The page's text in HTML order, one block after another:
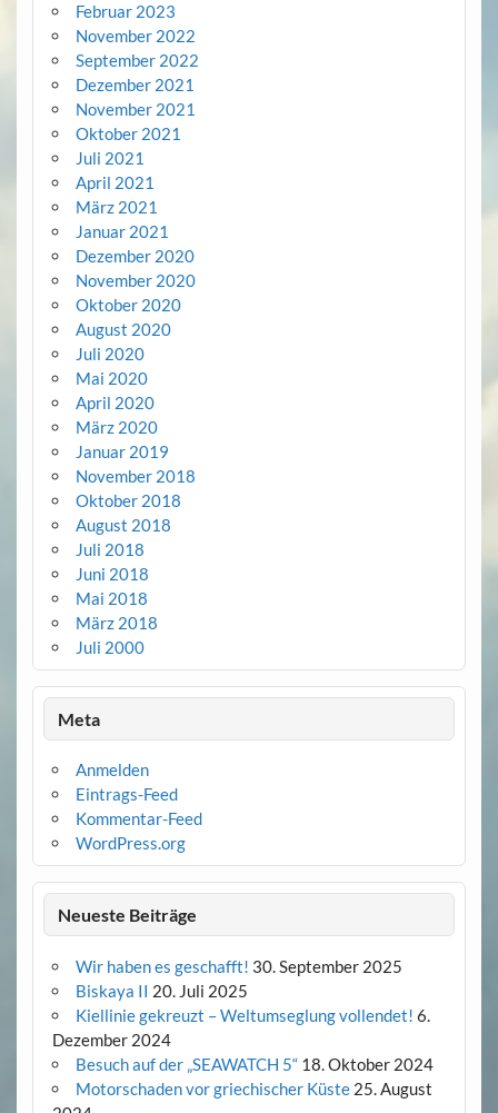
Februar 2023
November 2022
September 2022
Dezember 2021
November 2021
Oktober 2021
Juli 2021
April 2021
März 2021
Januar 2021
Dezember 2020
November 2020
Oktober 2020
August 2020
Juli 2020
Mai 2020
April 2020
März 2020
Januar 2019
November 2018
Oktober 2018
August 2018
Juli 2018
Juni 2018
Mai 2018
März 2018
Juli 2000
Meta
Anmelden
Eintrags-Feed
Kommentar-Feed
WordPress.org
Neueste Beiträge
Wir haben es geschafft! 30. September 2025
Biskaya II 20. Juli 2025
Kiellinie gekreuzt – Weltumseglung vollendet! 6.
Dezember 2024
Besuch auf der „SEAWATCH 5“ 18. Oktober 2024
Motorschaden vor griechischer Küste 25. August